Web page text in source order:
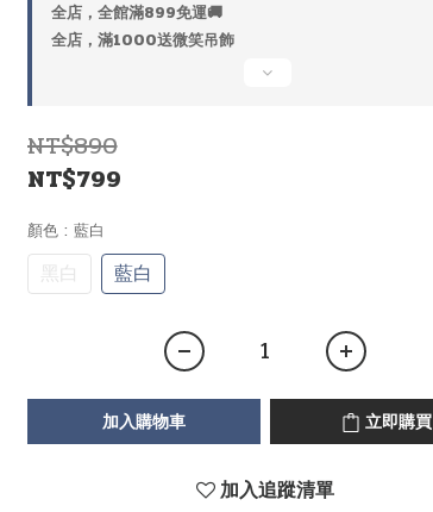
全店，全館滿899免運🚚
全店，滿1000送微笑吊飾
NT$890
NT$799
顏色 : 藍白
黑白 藍白
加入購物車 立即購買
加入追蹤清單